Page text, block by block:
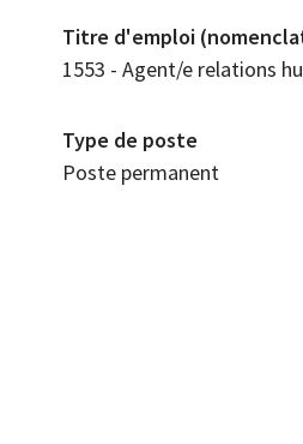
Titre d'emploi
1553 - Agent/e relations
Type de poste
Poste permanent